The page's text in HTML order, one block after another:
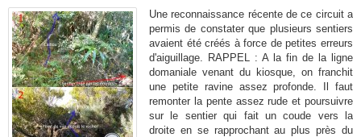
Une reconnaissance récente de ce circuit a
permis de constater que plusieurs sentiers
avaient été créés à force de petites erreurs
d'aiguillage. RAPPEL : A la fin de la ligne
domaniale venant du kiosque, on franchit
une petite ravine assez profonde. Il faut
remonter la pente assez rude et poursuivre
sur le sentier qui fait un coude vers la
droite en se rapprochant au plus près du